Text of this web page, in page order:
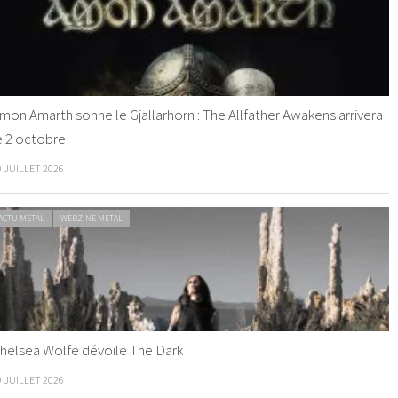
Amarth sonne le Gjallarhorn : The Allfather Awakens arrivera
2 octobre
JUILLET 2026
METAL WEBZINE METAL
Wolfe dévoile The Dark
JUILLET 2026